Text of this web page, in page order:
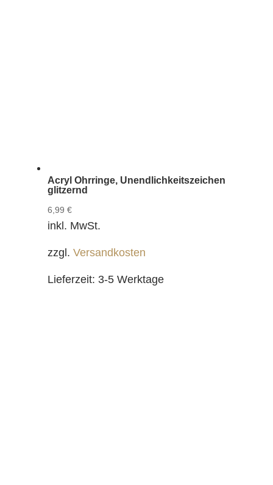
Acryl Ohrringe, Unendlichkeitszeichen
glitzernd
6,99 €
inkl. MwSt.
zzgl. Versandkosten
Lieferzeit: 3-5 Werktage